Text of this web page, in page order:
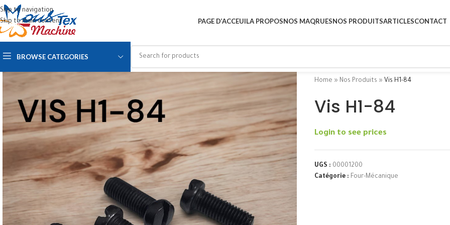
Skip to navigation
Skip to main content
PAGE D’ACCEUILA PROPOSNOS MAQRUESNOS PRODUITSARTICLESCONTACT
BROWSE CATEGORIES
Home » Nos Produits » Vis H1-84
Vis H1-84
Login to see prices
UGS : 00001200
Catégorie : Four-Mécanique